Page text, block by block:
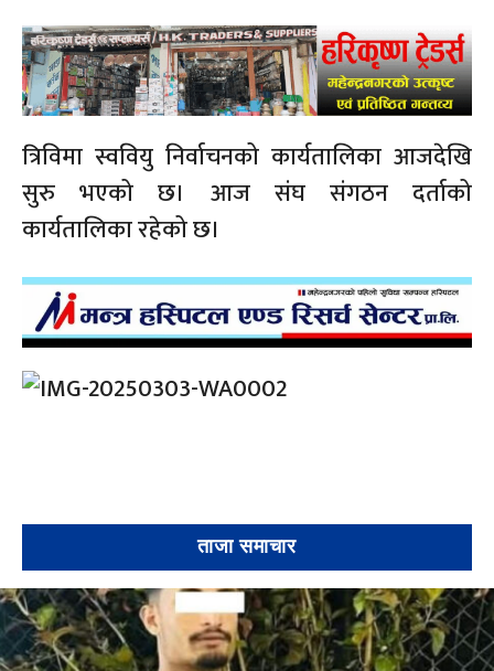
त्रिविमा स्ववियु निर्वाचनको कार्यतालिका आजदेखि
सुरु भएको छ। आज संघ संगठन दर्ताको
कार्यतालिका रहेको छ।
ताजा समाचार